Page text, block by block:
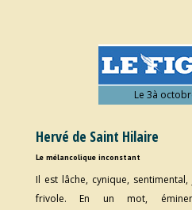
Le 3à
Hervé de Saint Hilaire
Le mélancolique inconstant
Il est lâche, cynique,
frivole. En un mot,